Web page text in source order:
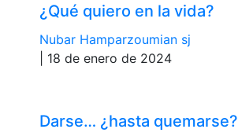
¿Qué quiero en la vida?
Nubar Hamparzoumian sj
| 18 de enero de 2024
Darse… ¿hasta quemarse?